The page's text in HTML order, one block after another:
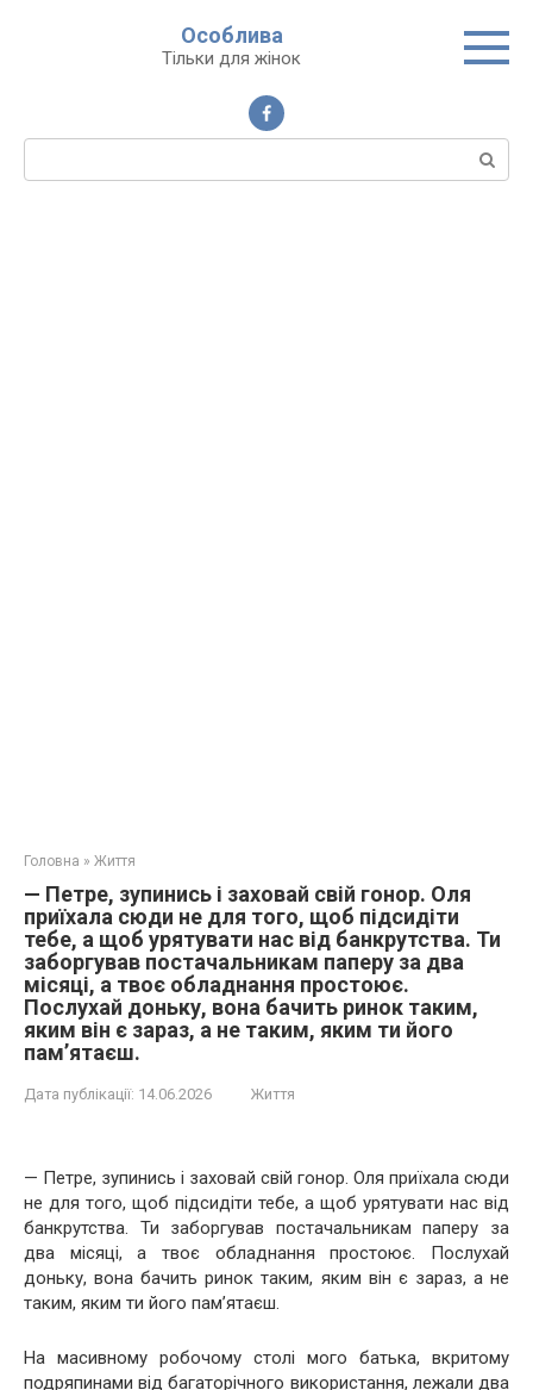
Особлива
Тільки для жінок
Пошук:
Головна » Життя
— Петре, зупинись і заховай свій гонор. Оля
приїхала сюди не для того, щоб підсидіти
тебе, а щоб урятувати нас від банкрутства. Ти
заборгував постачальникам паперу за два
місяці, а твоє обладнання простоює.
Послухай доньку, вона бачить ринок таким,
яким він є зараз, а не таким, яким ти його
пам’ятаєш.
Дата публікації: 14.06.2026 Життя
— Петре, зупинись і заховай свій гонор. Оля приїхала сюди
не для того, щоб підсидіти тебе, а щоб урятувати нас від
банкрутства. Ти заборгував постачальникам паперу за
два місяці, а твоє обладнання простоює. Послухай
доньку, вона бачить ринок таким, яким він є зараз, а не
таким, яким ти його пам’ятаєш.
На масивному робочому столі мого батька, вкритому
подряпинами від багаторічного використання, лежали два